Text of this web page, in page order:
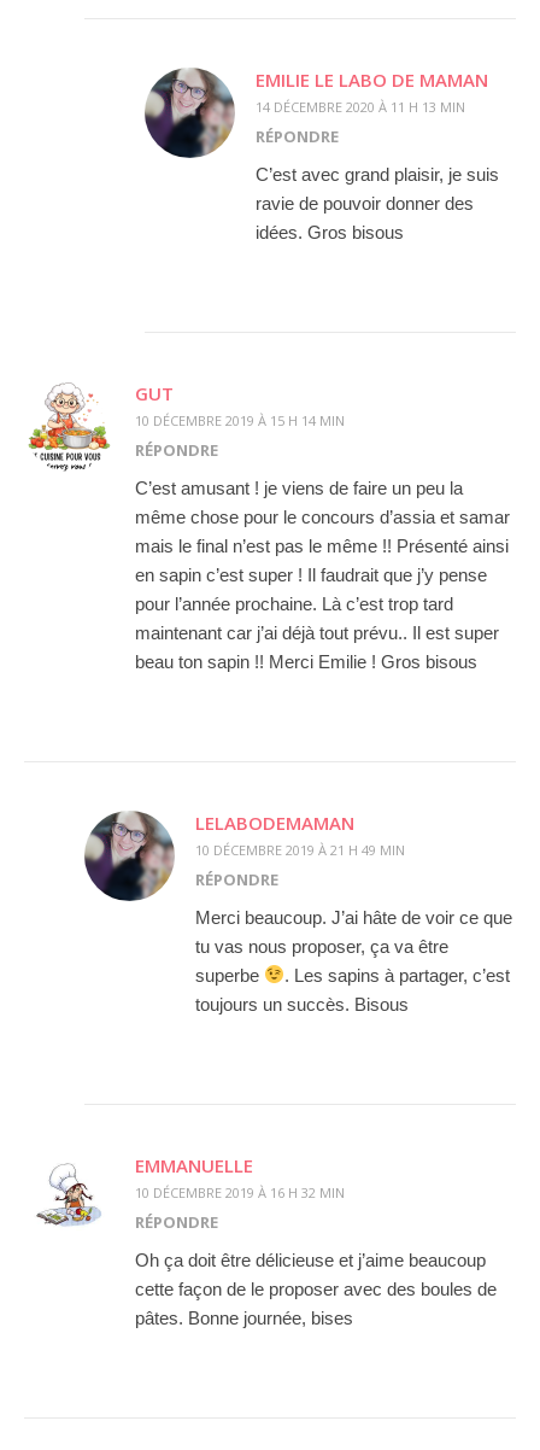
EMILIE LE LABO DE MAMAN
14 DÉCEMBRE 2020 À 11 H 13 MIN
RÉPONDRE
C’est avec grand plaisir, je suis
ravie de pouvoir donner des
idées. Gros bisous
GUT
10 DÉCEMBRE 2019 À 15 H 14 MIN
RÉPONDRE
C’est amusant ! je viens de faire un peu la
même chose pour le concours d’assia et samar
mais le final n’est pas le même !! Présenté ainsi
en sapin c’est super ! Il faudrait que j’y pense
pour l’année prochaine. Là c’est trop tard
maintenant car j’ai déjà tout prévu.. Il est super
beau ton sapin !! Merci Emilie ! Gros bisous
LELABODEMAMAN
10 DÉCEMBRE 2019 À 21 H 49 MIN
RÉPONDRE
Merci beaucoup. J’ai hâte de voir ce que
tu vas nous proposer, ça va être
superbe
. Les sapins à partager, c’est
toujours un succès. Bisous
EMMANUELLE
10 DÉCEMBRE 2019 À 16 H 32 MIN
RÉPONDRE
Oh ça doit être délicieuse et j’aime beaucoup
cette façon de le proposer avec des boules de
pâtes. Bonne journée, bises